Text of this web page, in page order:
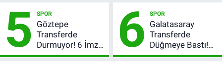
oldu?
Tarihi
5 SPOR
Göztepe
Transferde
Durmuyor! 6 İmza
Sonrası Yeni
6 SPOR
Galatasaray
Transferde
Düğmeye Bastı!
Leao, Camavinga